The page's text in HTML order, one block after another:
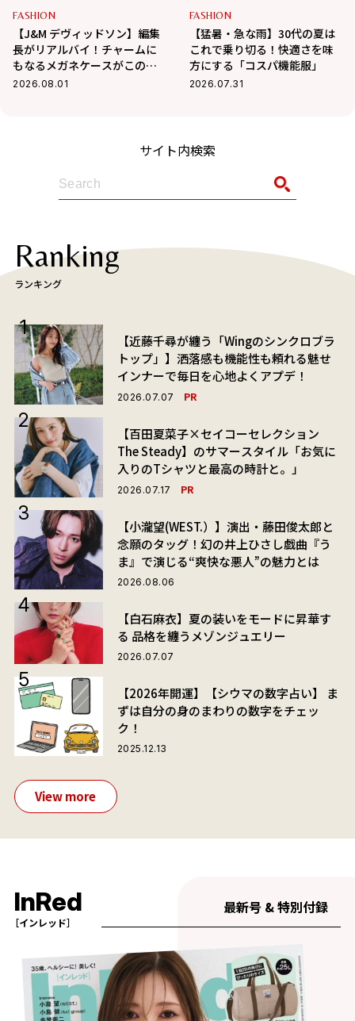
FASHION
【J&M デヴィッドソン】編集
長がリアルバイ！チャームに
もなるメガネケースがこの夏
大活躍の予感
2026.08.01
FASHION
【猛暑・急な雨】30代の夏は
これで乗り切る！快適さを味
方にする「コスパ機能服」
2026.07.31
サイト内検索
Ranking
ランキング
【近藤千尋が纏う「Wingのシンクロブラ
トップ」】洒落感も機能性も頼れる魅せ
インナーで毎日を心地よくアプデ！
2026.07.07 PR
【百田夏菜子×セイコーセレクション
The Steady】のサマースタイル「お気に
入りのTシャツと最高の時計と。」
2026.07.17 PR
【小瀧望(WEST.）】演出・藤田俊太郎と
念願のタッグ！幻の井上ひさし戯曲『う
ま』で演じる“爽快な悪人”の魅力とは
2026.08.06
【白石麻衣】夏の装いをモードに昇華す
る 品格を纏うメゾンジュエリー
2026.07.07
【2026年開運】【シウマの数字占い】 ま
ずは自分の身のまわりの数字をチェッ
ク！
2025.12.13
View more
InRed
［インレッド］
最新号 & 特別付録